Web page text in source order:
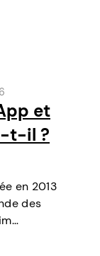
et
t-il ?
en 2013
des